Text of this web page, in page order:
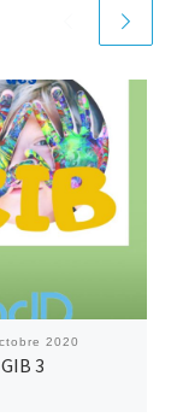
2020
3